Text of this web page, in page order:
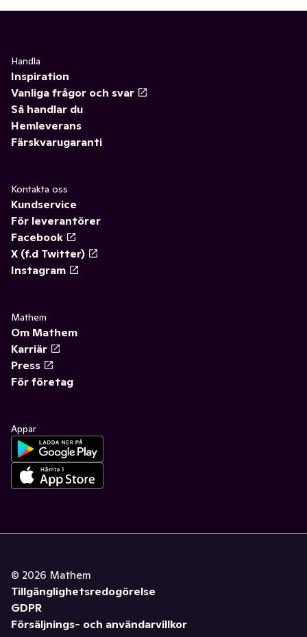
Handla
Inspiration
Vanliga frågor och svar
Så handlar du
Hemleverans
Färskvarugaranti
Kontakta oss
Kundservice
För leverantörer
Facebook
X (f.d Twitter)
Instagram
Mathem
Om Mathem
Karriär
Press
För företag
Appar
© 2026 Mathem
Tillgänglighetsredogörelse
GDPR
Försäljnings- och användarvillkor